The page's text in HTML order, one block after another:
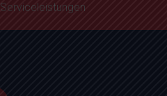
Serviceleistungen